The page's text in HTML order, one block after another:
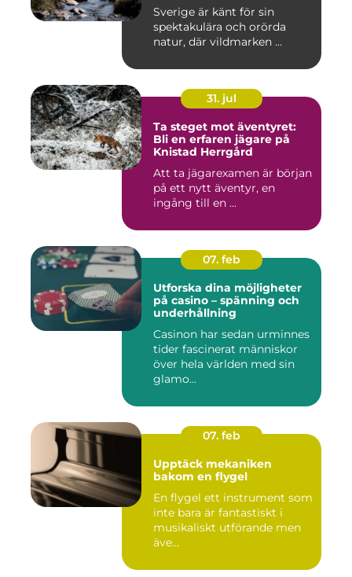
Sverige är känt för sin
spektakulära och orörda
natur, där vildmarken ...
31. jul
Ta steget mot äventyret:
Bli en erfaren jägare på
Knistad Herrgård
Att ta jägarexamen är början
på ett nytt äventyr, en
ingång till en ...
07. feb
Utforska dina möjligheter
på casino – spänning och
underhållning
Casinon har sedan urminnes
tider fascinerat människor
över hela världen med sin
glamo...
07. feb
Upptäck mekaniken
bakom en flygel
En flygel ett instrument som
inte bara är fantastiskt i
musikaliskt utförande men
äve...